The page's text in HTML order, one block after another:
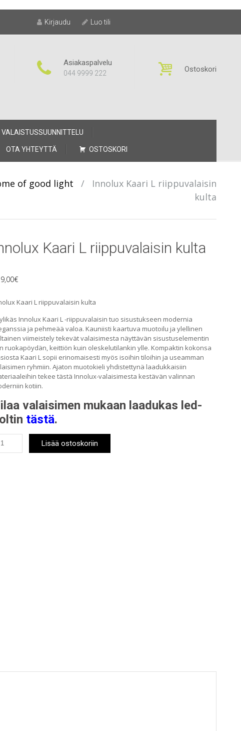
Kirjaudu Luo tili
Asiakaspalvelu
044 9999 222 Ostoskori
VALAISTUSSUUNNITTELU
OTA YHTEYTTÄ OSTOSKORI
of good light /
Innolux Kaari L riippuvalaisin
kulta
Kaari L riippuvalaisin kulta
€
Kaari L riippuvalaisin kulta
Innolux Kaari L -riippuvalaisin tuo sisustukseen modernia
ja pehmeää valoa. Kauniisti kaartuva muotoilu ja ylellinen
viimeistely tekevät valaisimesta näyttävän sisustuselementin
ruokapöydän, keittiön kuin oleskelutilankin ylle. Kompaktin kokonsa
Kaari L sopii erinomaisesti myös isoihin tiloihin ja useamman
ryhmiin. Ajaton muotokieli yhdistettynä laadukkaisiin
tekee tästä Innolux-valaisimesta kestävän valinnan
kotiin.
valaisimen mukaan laadukas led-
tästä.
Lisää ostoskoriin